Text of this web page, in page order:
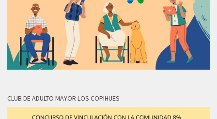
CLUB DE ADULTO MAYOR LOS COPIHUES